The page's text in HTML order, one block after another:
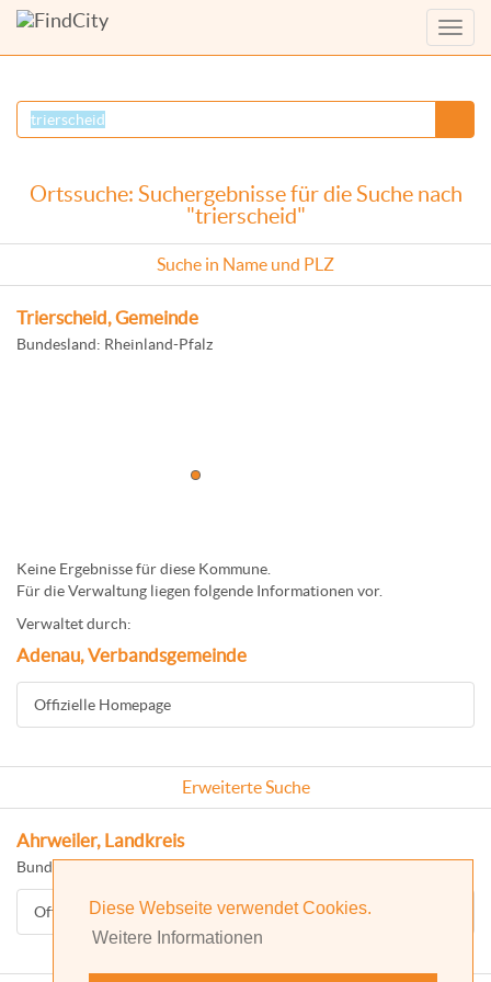
Diese Webseite verwendet Cookies.
Weitere Informationen
Menü
Ortssuche: Suchergebnisse für die Suche nach
"trierscheid"
Suche in Name und PLZ
Trierscheid, Gemeinde
Bundesland: Rheinland-Pfalz
Keine Ergebnisse für diese Kommune.
Für die Verwaltung liegen folgende Informationen vor.
Verwaltet durch:
Adenau, Verbandsgemeinde
Offizielle Homepage
Erweiterte Suche
Ahrweiler, Landkreis
Bundesland: Rheinland-Pfalz
Offizielle Homepage